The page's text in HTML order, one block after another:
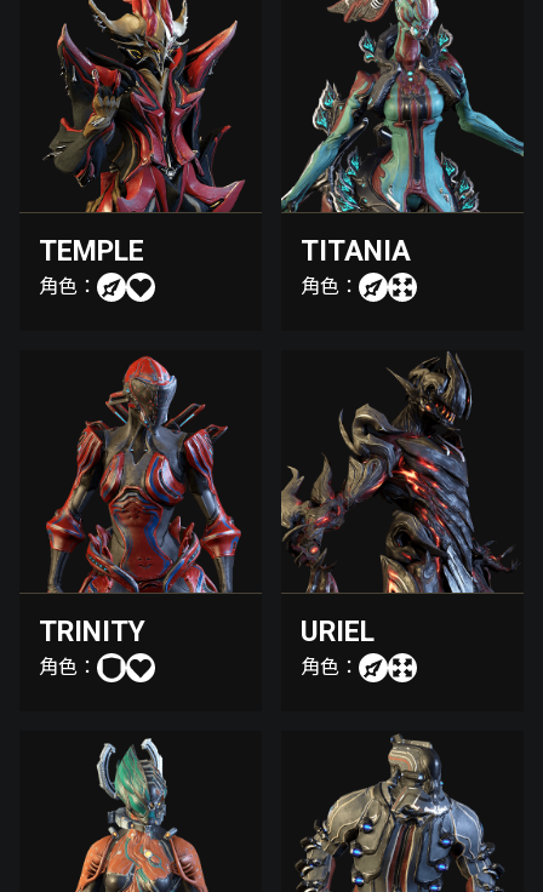
TEMPLE
角色：
TITANIA
角色：
TRINITY
角色：
URIEL
角色：